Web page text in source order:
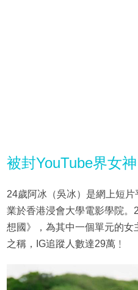
被封YouTube界女神
24歲阿冰（吳冰）是網上短
業於香港浸會大學電影學院
想國》，為其中一個單元的女
之稱，IG追蹤人數達29萬﹗